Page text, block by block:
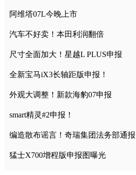
阿维塔07L今晚上市
汽车不好卖！本田利润翻倍
尺寸全面加大！星越L PLUS申报
全新宝马iX3长轴距版申报！
外观大调整！新款海豹07申报
smart精灵#2申报！
编造散布谣言！奇瑞集团法务部通报
猛士X700增程版申报图曝光